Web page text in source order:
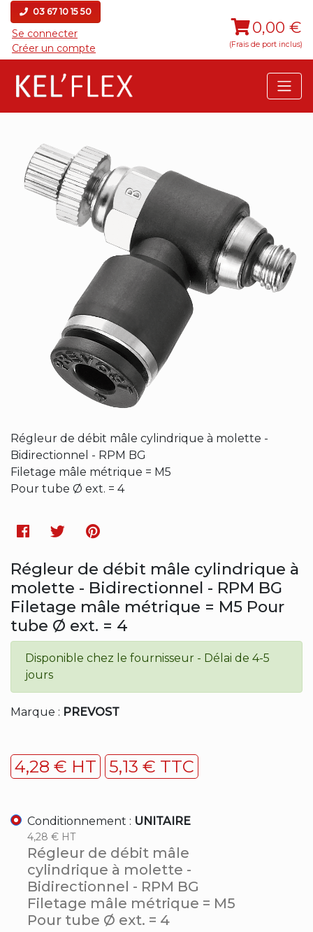
03 67 10 15 50
Se connecter
Créer un compte
0,00 €
(Frais de port inclus)
Régleur de débit mâle cylindrique à molette -
Bidirectionnel - RPM BG
Filetage mâle métrique = M5
Pour tube Ø ext. = 4
Facebook
TwitterPinterest
Régleur de débit mâle cylindrique à
molette - Bidirectionnel - RPM BG
Filetage mâle métrique = M5 Pour
tube Ø ext. = 4
Disponible chez le fournisseur - Délai de 4-5
jours
Marque : PREVOST
4,28 € HT 5,13 € TTC
Conditionnement : UNITAIRE
4,28 € HT
Régleur de débit mâle
cylindrique à molette -
Bidirectionnel - RPM BG
Filetage mâle métrique = M5
Pour tube Ø ext. = 4